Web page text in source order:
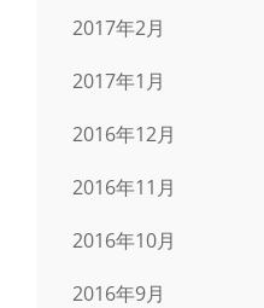
2017年2月
2017年1月
2016年12月
2016年11月
2016年10月
2016年9月